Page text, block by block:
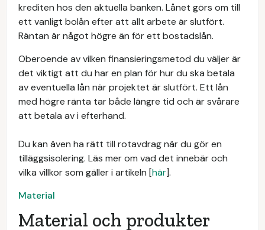
krediten hos den aktuella banken. Lånet görs om till
ett vanligt bolån efter att allt arbete är slutfört.
Räntan är något högre än för ett bostadslån.
Oberoende av vilken finansieringsmetod du väljer är
det viktigt att du har en plan för hur du ska betala
av eventuella lån när projektet är slutfört. Ett lån
med högre ränta tar både längre tid och är svårare
att betala av i efterhand.
Du kan även ha rätt till rotavdrag när du gör en
tilläggsisolering. Läs mer om vad det innebär och
vilka villkor som gäller i artikeln [här].
Material
Material och produkter